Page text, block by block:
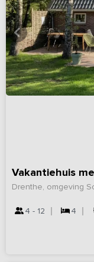
Vakantiehuis
Drenthe, omgeving
4 - 12 4